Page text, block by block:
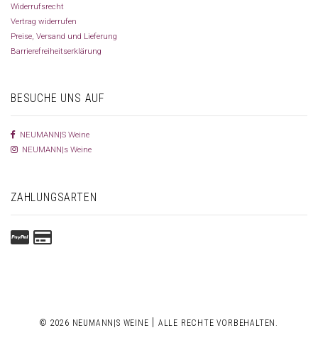
Widerrufsrecht
Vertrag widerrufen
Preise, Versand und Lieferung
Barrierefreiheitserklärung
BESUCHE UNS AUF
NEUMANN|S Weine
NEUMANN|s Weine
ZAHLUNGSARTEN
© 2026 NEUMANN|S WEINE ALLE RECHTE VORBEHALTEN.